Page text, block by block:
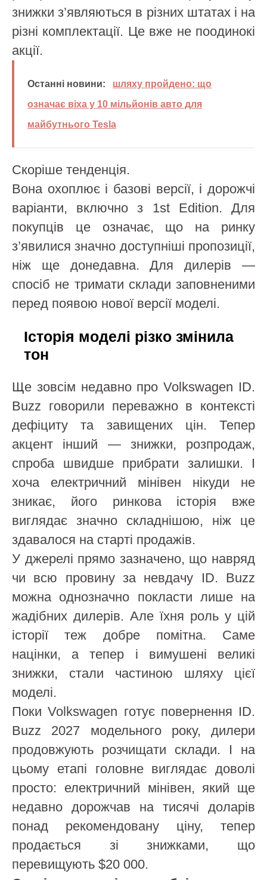
знижки з’являються в різних штатах і на
різні комплектації. Це вже не поодинокі
акції.
Останні новини:
шляху пройдено: що
означає віха у 10 мільйонів авто для
майбутнього Tesla
Скоріше тенденція.
Вона охоплює і базові версії, і дорожчі
варіанти, включно з 1st Edition. Для
покупців це означає, що на ринку
з’явилися значно доступніші пропозиції,
ніж ще донедавна. Для дилерів —
спосіб не тримати склади заповненими
перед появою нової версії моделі.
Історія моделі різко змінила
тон
Ще зовсім недавно про Volkswagen ID.
Buzz говорили переважно в контексті
дефіциту та завищених цін. Тепер
акцент інший — знижки, розпродаж,
спроба швидше прибрати залишки. І
хоча електричний мінівен нікуди не
зникає, його ринкова історія вже
виглядає значно складнішою, ніж це
здавалося на старті продажів.
У джерелі прямо зазначено, що навряд
чи всю провину за невдачу ID. Buzz
можна однозначно покласти лише на
жадібних дилерів. Але їхня роль у цій
історії теж добре помітна. Саме
націнки, а тепер і вимушені великі
знижки, стали частиною шляху цієї
моделі.
Поки Volkswagen готує повернення ID.
Buzz 2027 модельного року, дилери
продовжують розчищати склади. І на
цьому етапі головне виглядає доволі
просто: електричний мінівен, який ще
недавно дорожчав на тисячі доларів
понад рекомендовану ціну, тепер
продається зі знижками, що
перевищують $20 000.